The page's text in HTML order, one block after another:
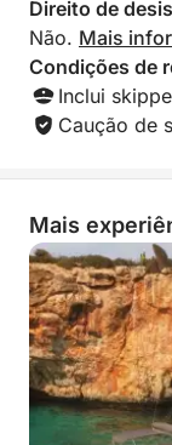
Direito de
Não. Mais
Condições de
Inclui
Caução de
Mais